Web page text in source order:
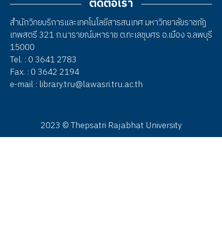
ติดต่อเรา
สำนักวิทยบริการและเทคโนโลยีสารสนเทศ มหาวิทยาลัยราชภัฏ
เทพสตรี 321 ถ.นารายณ์มหาราช ต.ทะเลชุบศร อ.เมือง จ.ลพบุรี
15000
Tel. : 0 3641 2783
Fax. : 0 3642 2194
e-mail : library.tru@lawasri.tru.ac.th
2023 © Thepsatri Rajabhat University